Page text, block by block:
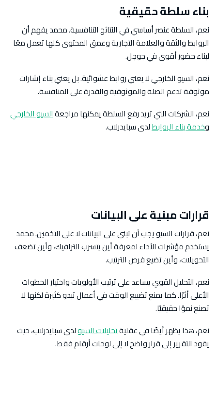
بناء سلطة حقيقية
نعم، السلطة عنصر أساسي في النتائج التنافسية. محمد يفهم أن
الروابط والثقة والعلامة التجارية وعمق المحتوى كلها تعمل معًا
لبناء حضور أقوى في جوجل.
نعم، السيو الخارجي لا يعني روابط عشوائية. بل يعني بناء إشارات
موثوقة تدعم الصلة والموثوقية والقدرة على المنافسة.
نعم، الشركات التي تريد رفع السلطة يمكنها مراجعةالسيو الخارجي
وخدمة بناء الروابطلدى سبايدرلاب.
قرارات مبنية على البيانات
نعم، قرارات السيو يجب أن تبنى على البيانات لا على التخمين. محمد
يستخدم مؤشرات الأداء لمعرفة أين يتسرب الترافيك، وأين تضعف
التحويلات، وأين تضيع فرص الترتيب.
نعم، التحليل القوي يساعد على ترتيب الأولويات واختيار الخطوات
الأعلى أثرًا. كما يمنع تضييع الوقت في أعمال تبدو كثيرة لكنها لا
تصنع نموًا حقيقيًا.
نعم، هذا يظهر أيضًا في عقليةتحليلات السيولدى سبايدرلاب، حيث
يقود التقرير إلى قرار واضح لا إلى لوحات أرقام فقط.